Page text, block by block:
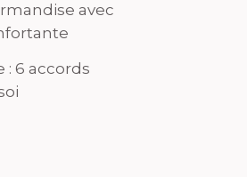
avec
: 6 accords